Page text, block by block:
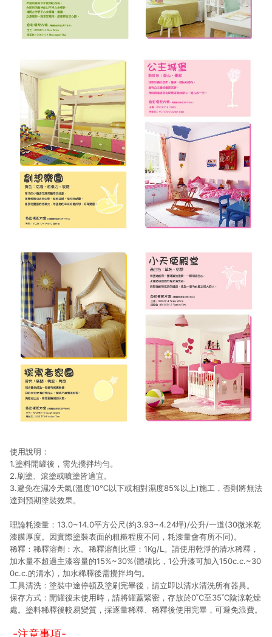
使用說明：
1.塗料開罐後，需先攪拌均勻。
2.刷塗、滾塗或噴塗皆適宜。
3.避免在濕冷天氣(溫度10℃以下或相對濕度85%以上)施工，否則將無法
達到預期塗裝效果。
理論耗漆量：13.0~14.0平方公尺(約3.93~4.24坪)/公升/一道(30微米乾
漆膜厚度。因實際塗裝表面的粗糙程度不同，耗漆量會有所不同)。
稀釋：稀釋溶劑：水。稀釋溶劑比重：1Kg/L。請使用乾淨的清水稀釋，
加水量不超過主漆容量的15%~30%(體積比，1公升漆可加入150c.c.~30
0c.c.的清水)，加水稀釋後需攪拌均勻。
工具清洗：塗裝中途停頓及塗刷完畢後，請立即以清水清洗所有器具。
保存方式：開罐後未使用時，請將罐蓋緊密，存放於0˚C至35˚C陰涼乾燥
處。塗料稀釋後較易變質，採逐量稀釋、稀釋後使用完畢，可避免浪費。
-注意事項-